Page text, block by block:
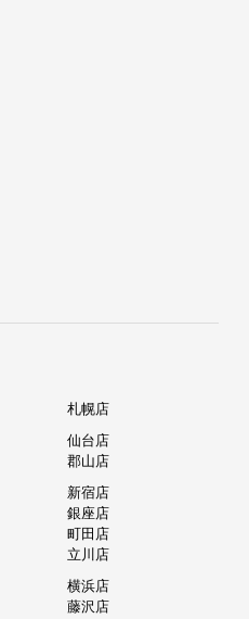
札幌店
仙台店
郡山店
新宿店
銀座店
町田店
立川店
横浜店
藤沢店